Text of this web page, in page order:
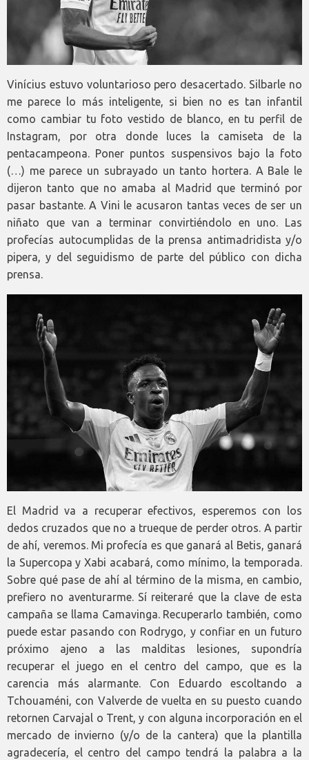
Vinícius estuvo voluntarioso pero desacertado. Silbarle no
me parece lo más inteligente, si bien no es tan infantil
como cambiar tu foto vestido de blanco, en tu perfil de
Instagram, por otra donde luces la camiseta de la
pentacampeona. Poner puntos suspensivos bajo la foto
(…) me parece un subrayado un tanto hortera. A Bale le
dijeron tanto que no amaba al Madrid que terminó por
pasar bastante. A Vini le acusaron tantas veces de ser un
niñato que van a terminar convirtiéndolo en uno. Las
profecías autocumplidas de la prensa antimadridista y/o
pipera, y del seguidismo de parte del público con dicha
prensa.
El Madrid va a recuperar efectivos, esperemos con los
dedos cruzados que no a trueque de perder otros. A partir
de ahí, veremos. Mi profecía es que ganará al Betis, ganará
la Supercopa y Xabi acabará, como mínimo, la temporada.
Sobre qué pase de ahí al término de la misma, en cambio,
prefiero no aventurarme. Sí reiteraré que la clave de esta
campaña se llama Camavinga. Recuperarlo también, como
puede estar pasando con Rodrygo, y confiar en un futuro
próximo ajeno a las malditas lesiones, supondría
recuperar el juego en el centro del campo, que es la
carencia más alarmante. Con Eduardo escoltando a
Tchouaméni, con Valverde de vuelta en su puesto cuando
retornen Carvajal o Trent, y con alguna incorporación en el
mercado de invierno (y/o de la cantera) que la plantilla
agradecería, el centro del campo tendrá la palabra a la